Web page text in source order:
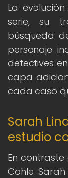
La
serie, su
búsqueda
personaje
detectives
capa
cada caso
Sarah
estudio
En
Cohle,